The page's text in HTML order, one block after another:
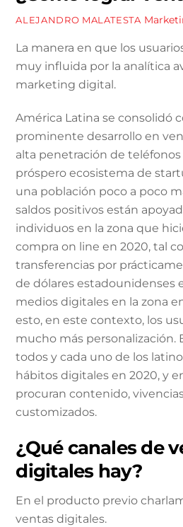
ALEJANDRO MALATESTA
La manera en que los
muy influida por la analítica
marketing digital.
América Latina se consolidó
prominente desarrollo en
alta penetración de
próspero ecosistema de
una población poco a poco
saldos positivos están
individuos en la zona que
compra on line en 2020, tal
transferencias por
de dólares estadounidenses
medios digitales en la zona
esto, en este contexto, los
mucho más personalización.
todos y cada uno de los
hábitos digitales en 2020, y
procuran contenido,
customizados.
¿Qué canales de
digitales hay?
En el producto previo
ventas digitales.